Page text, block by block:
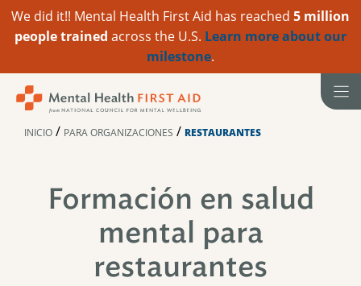
We did it!! Mental Health First Aid has reached 5 million
people trained across the U.S. Learn more about our
milestone.
contenido
INICIO / PARA ORGANIZACIONES / RESTAURANTES
Formación en salud
mental para
restaurantes